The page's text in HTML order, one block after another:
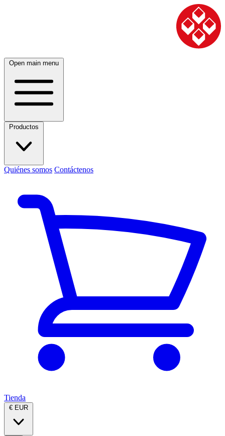
Open main menu
Productos
Quiénes somos Contáctenos
Tienda
€ EUR